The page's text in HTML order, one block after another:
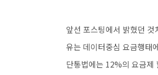
앞선 포스팅에서 밝혔던
유는 데이터중심 요금행태
단통법에는 12%의 요금제